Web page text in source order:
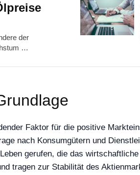
der
…
Faktor für die positive
nach Konsumgütern und
gerufen, die das
tragen zur Stabilität des